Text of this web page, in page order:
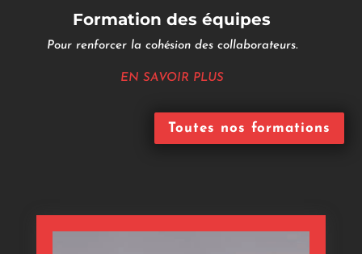
Formation des équipes
Pour renforcer la cohésion des collaborateurs.
EN SAVOIR PLUS
Toutes nos formations